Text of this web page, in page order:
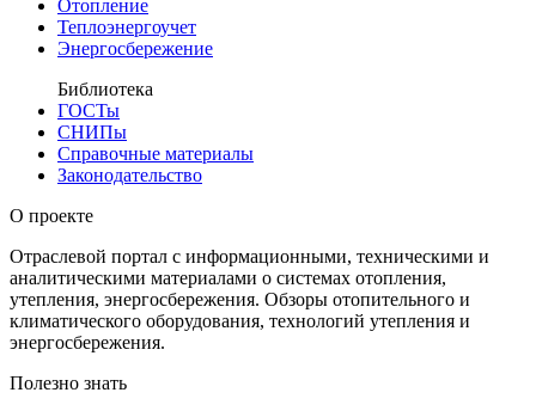
Отопление
Теплоэнергоучет
Энергосбережение
Библиотека
ГОСТы
СНИПы
Справочные материалы
Законодательство
О проекте
Отраслевой портал с информационными, техническими и
аналитическими материалами о системах отопления,
утепления, энергосбережения. Обзоры отопительного и
климатического оборудования, технологий утепления и
энергосбережения.
Полезно знать